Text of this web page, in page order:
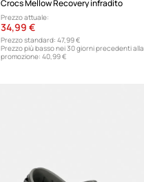
Crocs Mellow Recovery infradito
Prezzo attuale:
34,99 €
Prezzo standard: 47,99 €
Prezzo più basso nei 30 giorni precedenti alla
promozione: 40,99 €